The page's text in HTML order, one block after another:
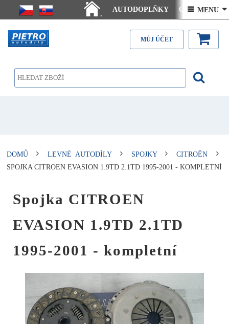
.
AUTODOPLŇKY Ceny doručení
Články - návody Kontakt
 MENU 
MŮJ ÚČET
DOMŮ LEVNÉ AUTODÍLY SPOJKY
CITROËN
SPOJKA CITROEN EVASION 1.9TD 2.1TD 1995-2001 - KOMPLETNÍ
Spojka CITROEN
EVASION 1.9TD 2.1TD
1995-2001 - kompletní